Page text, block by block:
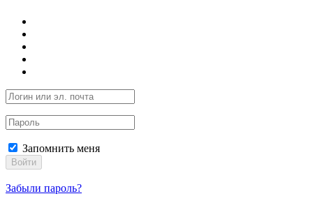
Запомнить меня
Войти
Забыли пароль?